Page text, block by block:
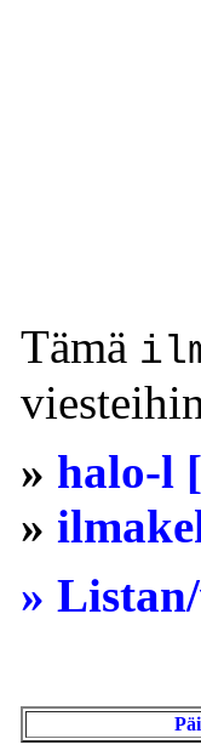
Tämä
» halo-l
»
»